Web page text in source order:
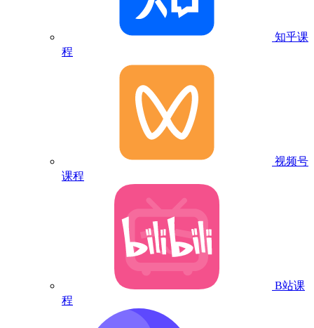
知乎课
程
视频号
课程
B站课
程